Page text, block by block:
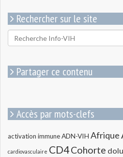
Rechercher sur le site
Rechercher
pour
Partager ce contenu
Accès par mots-clefs
activation immuneADN-VIH Afrique
cardiovasculaire CD4Cohorte